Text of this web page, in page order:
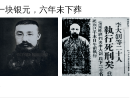
块银元，六年未下葬